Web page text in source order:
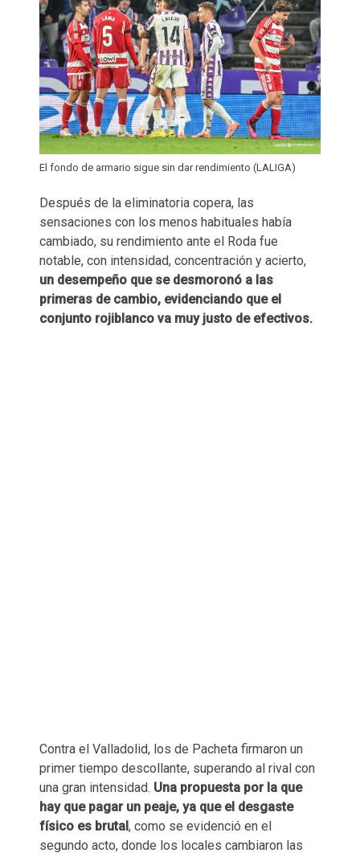
El fondo de armario sigue sin dar rendimiento (LALIGA)
Después de la eliminatoria copera, las
sensaciones con los menos habituales había
cambiado, su rendimiento ante el Roda fue
notable, con intensidad, concentración y acierto,
un desempeño que se desmoronó a las
primeras de cambio, evidenciando que el
conjunto rojiblanco va muy justo de efectivos.
Contra el Valladolid, los de Pacheta firmaron un
primer tiempo descollante, superando al rival con
una gran intensidad. Una propuesta por la que
hay que pagar un peaje, ya que el desgaste
físico es brutal, como se evidenció en el
segundo acto, donde los locales cambiaron las